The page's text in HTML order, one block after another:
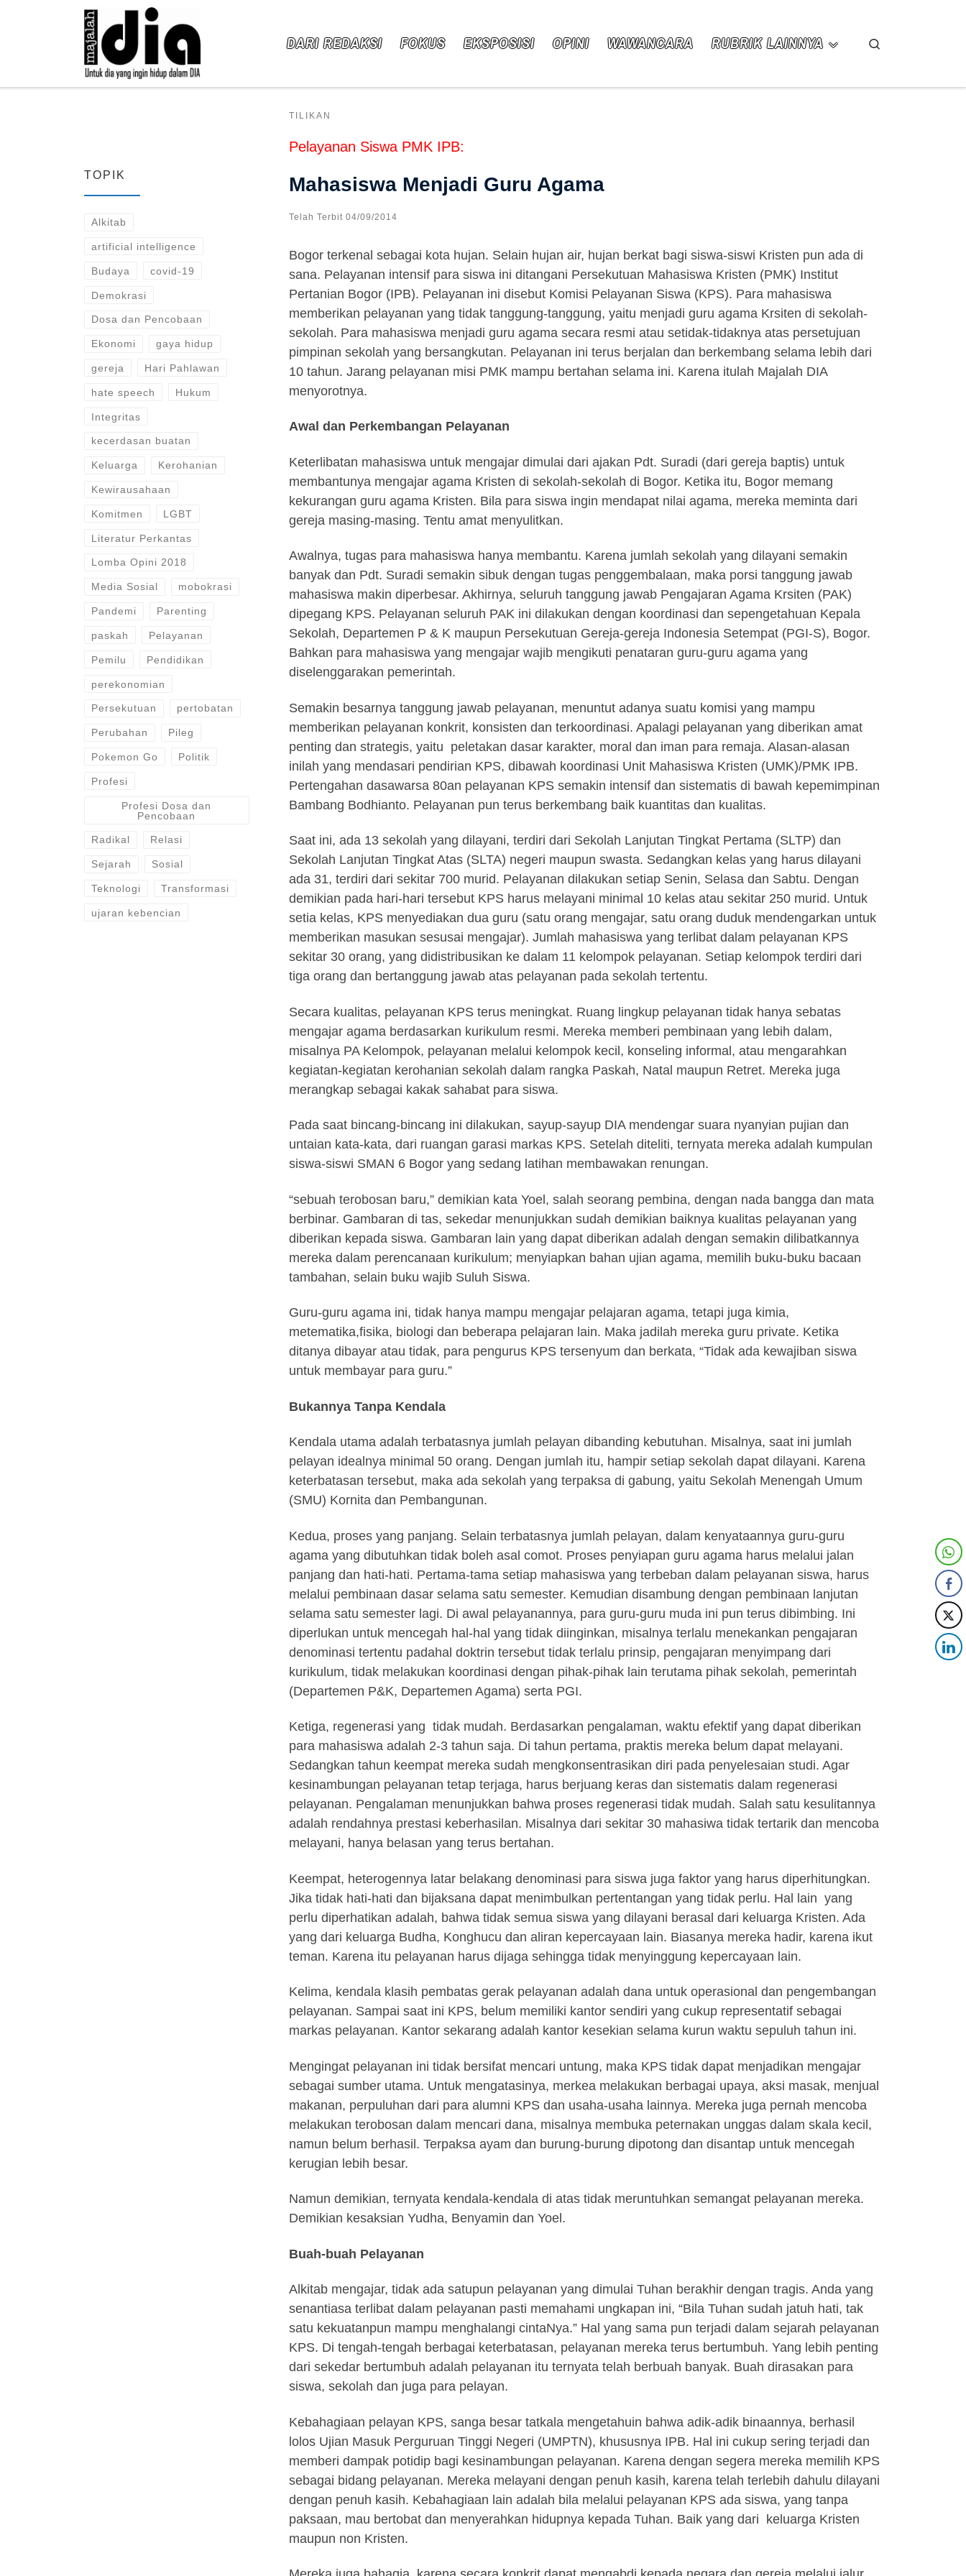
Skip to content
DARI REDAKSI FOKUS EKSPOSISI OPINI WAWANCARA RUBRIK LAINNYA
TILIKAN
Pelayanan Siswa PMK IPB:
Mahasiswa Menjadi Guru Agama
Telah Terbit 04/09/2014
Bogor terkenal sebagai kota hujan. Selain hujan air, hujan berkat bagi siswa-siswi Kristen pun ada di
sana. Pelayanan intensif para siswa ini ditangani Persekutuan Mahasiswa Kristen (PMK) Institut
Pertanian Bogor (IPB). Pelayanan ini disebut Komisi Pelayanan Siswa (KPS). Para mahasiswa
memberikan pelayanan yang tidak tanggung-tanggung, yaitu menjadi guru agama Krsiten di sekolah-
sekolah. Para mahasiswa menjadi guru agama secara resmi atau setidak-tidaknya atas persetujuan
pimpinan sekolah yang bersangkutan. Pelayanan ini terus berjalan dan berkembang selama lebih dari
10 tahun. Jarang pelayanan misi PMK mampu bertahan selama ini. Karena itulah Majalah DIA
menyorotnya.
Awal dan Perkembangan Pelayanan
Keterlibatan mahasiswa untuk mengajar dimulai dari ajakan Pdt. Suradi (dari gereja baptis) untuk
membantunya mengajar agama Kristen di sekolah-sekolah di Bogor. Ketika itu, Bogor memang
kekurangan guru agama Kristen. Bila para siswa ingin mendapat nilai agama, mereka meminta dari
gereja masing-masing. Tentu amat menyulitkan.
Awalnya, tugas para mahasiswa hanya membantu. Karena jumlah sekolah yang dilayani semakin
banyak dan Pdt. Suradi semakin sibuk dengan tugas penggembalaan, maka porsi tanggung jawab
mahasiswa makin diperbesar. Akhirnya, seluruh tanggung jawab Pengajaran Agama Krsiten (PAK)
dipegang KPS. Pelayanan seluruh PAK ini dilakukan dengan koordinasi dan sepengetahuan Kepala
Sekolah, Departemen P & K maupun Persekutuan Gereja-gereja Indonesia Setempat (PGI-S), Bogor.
Bahkan para mahasiswa yang mengajar wajib mengikuti penataran guru-guru agama yang
diselenggarakan pemerintah.
Semakin besarnya tanggung jawab pelayanan, menuntut adanya suatu komisi yang mampu
memberikan pelayanan konkrit, konsisten dan terkoordinasi. Apalagi pelayanan yang diberikan amat
penting dan strategis, yaitu peletakan dasar karakter, moral dan iman para remaja. Alasan-alasan
inilah yang mendasari pendirian KPS, dibawah koordinasi Unit Mahasiswa Kristen (UMK)/PMK IPB.
Pertengahan dasawarsa 80an pelayanan KPS semakin intensif dan sistematis di bawah kepemimpinan
Bambang Bodhianto. Pelayanan pun terus berkembang baik kuantitas dan kualitas.
Saat ini, ada 13 sekolah yang dilayani, terdiri dari Sekolah Lanjutan Tingkat Pertama (SLTP) dan
Sekolah Lanjutan Tingkat Atas (SLTA) negeri maupun swasta. Sedangkan kelas yang harus dilayani
ada 31, terdiri dari sekitar 700 murid. Pelayanan dilakukan setiap Senin, Selasa dan Sabtu. Dengan
demikian pada hari-hari tersebut KPS harus melayani minimal 10 kelas atau sekitar 250 murid. Untuk
setia kelas, KPS menyediakan dua guru (satu orang mengajar, satu orang duduk mendengarkan untuk
memberikan masukan sesusai mengajar). Jumlah mahasiswa yang terlibat dalam pelayanan KPS
sekitar 30 orang, yang didistribusikan ke dalam 11 kelompok pelayanan. Setiap kelompok terdiri dari
tiga orang dan bertanggung jawab atas pelayanan pada sekolah tertentu.
Secara kualitas, pelayanan KPS terus meningkat. Ruang lingkup pelayanan tidak hanya sebatas
mengajar agama berdasarkan kurikulum resmi. Mereka memberi pembinaan yang lebih dalam,
misalnya PA Kelompok, pelayanan melalui kelompok kecil, konseling informal, atau mengarahkan
kegiatan-kegiatan kerohanian sekolah dalam rangka Paskah, Natal maupun Retret. Mereka juga
merangkap sebagai kakak sahabat para siswa.
Pada saat bincang-bincang ini dilakukan, sayup-sayup DIA mendengar suara nyanyian pujian dan
untaian kata-kata, dari ruangan garasi markas KPS. Setelah diteliti, ternyata mereka adalah kumpulan
siswa-siswi SMAN 6 Bogor yang sedang latihan membawakan renungan.
“sebuah terobosan baru,” demikian kata Yoel, salah seorang pembina, dengan nada bangga dan mata
berbinar. Gambaran di tas, sekedar menunjukkan sudah demikian baiknya kualitas pelayanan yang
diberikan kepada siswa. Gambaran lain yang dapat diberikan adalah dengan semakin dilibatkannya
mereka dalam perencanaan kurikulum; menyiapkan bahan ujian agama, memilih buku-buku bacaan
tambahan, selain buku wajib Suluh Siswa.
Guru-guru agama ini, tidak hanya mampu mengajar pelajaran agama, tetapi juga kimia,
metematika,fisika, biologi dan beberapa pelajaran lain. Maka jadilah mereka guru private. Ketika
ditanya dibayar atau tidak, para pengurus KPS tersenyum dan berkata, “Tidak ada kewajiban siswa
untuk membayar para guru.”
Bukannya Tanpa Kendala
Kendala utama adalah terbatasnya jumlah pelayan dibanding kebutuhan. Misalnya, saat ini jumlah
pelayan idealnya minimal 50 orang. Dengan jumlah itu, hampir setiap sekolah dapat dilayani. Karena
keterbatasan tersebut, maka ada sekolah yang terpaksa di gabung, yaitu Sekolah Menengah Umum
(SMU) Kornita dan Pembangunan.
Kedua, proses yang panjang. Selain terbatasnya jumlah pelayan, dalam kenyataannya guru-guru
agama yang dibutuhkan tidak boleh asal comot. Proses penyiapan guru agama harus melalui jalan
panjang dan hati-hati. Pertama-tama setiap mahasiswa yang terbeban dalam pelayanan siswa, harus
melalui pembinaan dasar selama satu semester. Kemudian disambung dengan pembinaan lanjutan
selama satu semester lagi. Di awal pelayanannya, para guru-guru muda ini pun terus dibimbing. Ini
diperlukan untuk mencegah hal-hal yang tidak diinginkan, misalnya terlalu menekankan pengajaran
denominasi tertentu padahal doktrin tersebut tidak terlalu prinsip, pengajaran menyimpang dari
kurikulum, tidak melakukan koordinasi dengan pihak-pihak lain terutama pihak sekolah, pemerintah
(Departemen P&K, Departemen Agama) serta PGI.
Ketiga, regenerasi yang tidak mudah. Berdasarkan pengalaman, waktu efektif yang dapat diberikan
para mahasiswa adalah 2-3 tahun saja. Di tahun pertama, praktis mereka belum dapat melayani.
Sedangkan tahun keempat mereka sudah mengkonsentrasikan diri pada penyelesaian studi. Agar
kesinambungan pelayanan tetap terjaga, harus berjuang keras dan sistematis dalam regenerasi
pelayanan. Pengalaman menunjukkan bahwa proses regenerasi tidak mudah. Salah satu kesulitannya
adalah rendahnya prestasi keberhasilan. Misalnya dari sekitar 30 mahasiwa tidak tertarik dan mencoba
melayani, hanya belasan yang terus bertahan.
Keempat, heterogennya latar belakang denominasi para siswa juga faktor yang harus diperhitungkan.
Jika tidak hati-hati dan bijaksana dapat menimbulkan pertentangan yang tidak perlu. Hal lain yang
perlu diperhatikan adalah, bahwa tidak semua siswa yang dilayani berasal dari keluarga Kristen. Ada
yang dari keluarga Budha, Konghucu dan aliran kepercayaan lain. Biasanya mereka hadir, karena ikut
teman. Karena itu pelayanan harus dijaga sehingga tidak menyinggung kepercayaan lain.
Kelima, kendala klasih pembatas gerak pelayanan adalah dana untuk operasional dan pengembangan
pelayanan. Sampai saat ini KPS, belum memiliki kantor sendiri yang cukup representatif sebagai
markas pelayanan. Kantor sekarang adalah kantor kesekian selama kurun waktu sepuluh tahun ini.
Mengingat pelayanan ini tidak bersifat mencari untung, maka KPS tidak dapat menjadikan mengajar
sebagai sumber utama. Untuk mengatasinya, merkea melakukan berbagai upaya, aksi masak, menjual
makanan, perpuluhan dari para alumni KPS dan usaha-usaha lainnya. Mereka juga pernah mencoba
melakukan terobosan dalam mencari dana, misalnya membuka peternakan unggas dalam skala kecil,
namun belum berhasil. Terpaksa ayam dan burung-burung dipotong dan disantap untuk mencegah
kerugian lebih besar.
Namun demikian, ternyata kendala-kendala di atas tidak meruntuhkan semangat pelayanan mereka.
Demikian kesaksian Yudha, Benyamin dan Yoel.
Buah-buah Pelayanan
Alkitab mengajar, tidak ada satupun pelayanan yang dimulai Tuhan berakhir dengan tragis. Anda yang
senantiasa terlibat dalam pelayanan pasti memahami ungkapan ini, “Bila Tuhan sudah jatuh hati, tak
satu kekuatanpun mampu menghalangi cintaNya.” Hal yang sama pun terjadi dalam sejarah pelayanan
KPS. Di tengah-tengah berbagai keterbatasan, pelayanan mereka terus bertumbuh. Yang lebih penting
dari sekedar bertumbuh adalah pelayanan itu ternyata telah berbuah banyak. Buah dirasakan para
siswa, sekolah dan juga para pelayan.
Kebahagiaan pelayan KPS, sanga besar tatkala mengetahuin bahwa adik-adik binaannya, berhasil
lolos Ujian Masuk Perguruan Tinggi Negeri (UMPTN), khususnya IPB. Hal ini cukup sering terjadi dan
memberi dampak potidip bagi kesinambungan pelayanan. Karena dengan segera mereka memilih KPS
sebagai bidang pelayanan. Mereka melayani dengan penuh kasih, karena telah terlebih dahulu dilayani
dengan penuh kasih. Kebahagiaan lain adalah bila melalui pelayanan KPS ada siswa, yang tanpa
paksaan, mau bertobat dan menyerahkan hidupnya kepada Tuhan. Baik yang dari keluarga Kristen
maupun non Kristen.
TOPIK
Alkitab
artificial intelligence
Budaya covid-19
Demokrasi
Dosa dan Pencobaan
Ekonomi gaya hidup
gereja Hari Pahlawan
hate speech Hukum
Integritas
kecerdasan buatan
Keluarga Kerohanian
Kewirausahaan
Komitmen LGBT
Literatur Perkantas
Lomba Opini 2018
Media Sosial mobokrasi
Pandemi Parenting
paskah Pelayanan
Pemilu Pendidikan
perekonomian
Persekutuan pertobatan
Perubahan Pileg
Pokemon Go Politik
Profesi
Profesi Dosa dan
Pencobaan
Radikal Relasi
Sejarah Sosial
Teknologi Transformasi
ujaran kebencian